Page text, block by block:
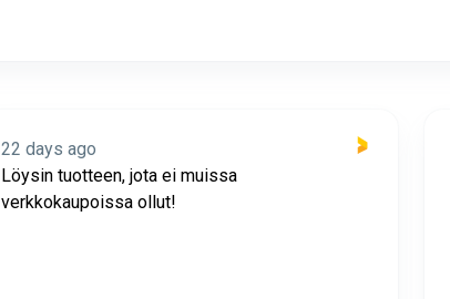
22 days ago
Löysin tuotteen, jota ei muissa
verkkokaupoissa ollut!